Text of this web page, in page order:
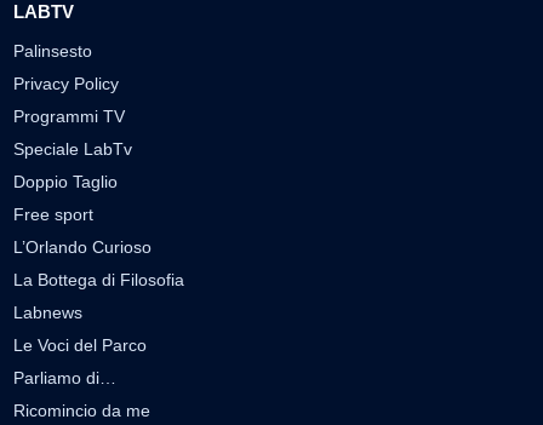
LABTV
Palinsesto
Privacy Policy
Programmi TV
Speciale LabTv
Doppio Taglio
Free sport
L’Orlando Curioso
La Bottega di Filosofia
Labnews
Le Voci del Parco
Parliamo di…
Ricomincio da me